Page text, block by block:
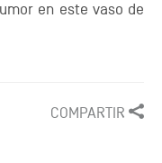
en este vaso de
COMPARTIR